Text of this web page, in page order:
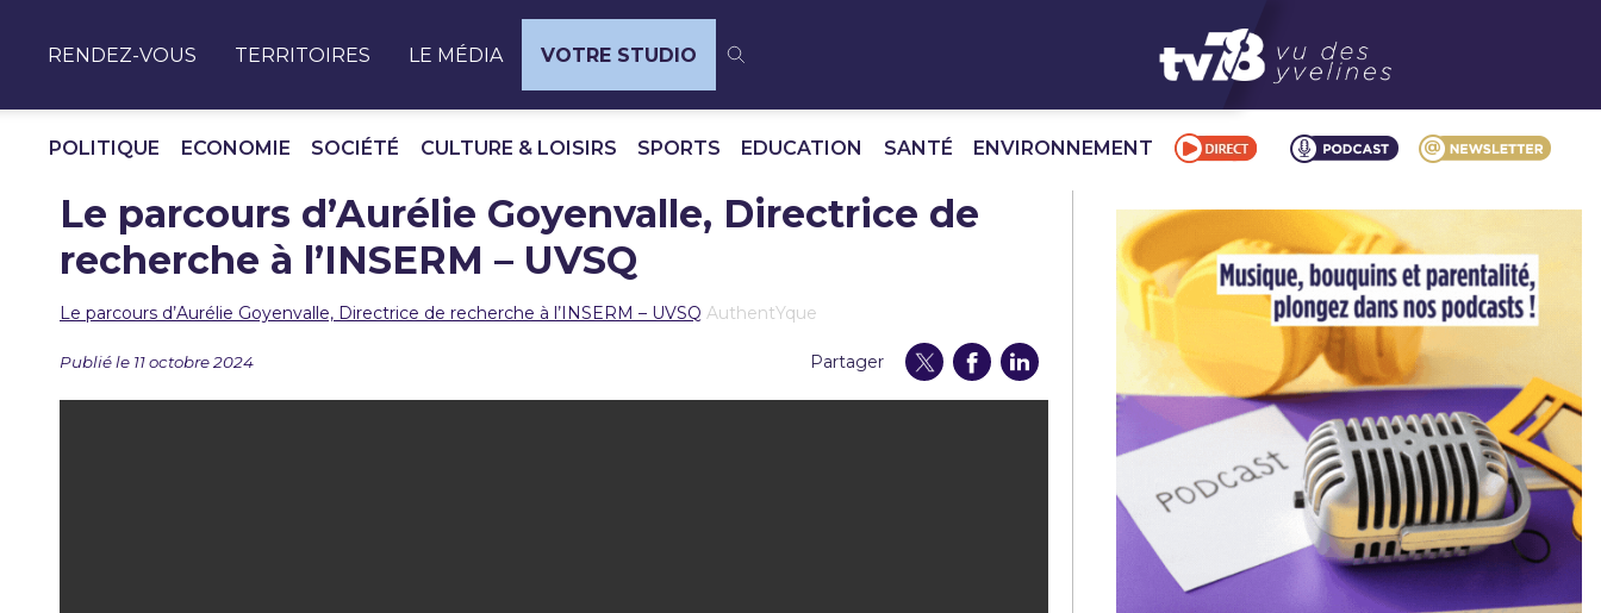
RENDEZ-VOUS TERRITOIRES LE MÉDIA VOTRE STUDIO
POLITIQUE ECONOMIE SOCIÉTÉ CULTURE & LOISIRS SPORTS EDUCATION SANTÉ ENVIRONNEMENT
Le parcours d’Aurélie Goyenvalle, Directrice de
recherche à l’INSERM – UVSQ
Le parcours d’Aurélie Goyenvalle, Directrice de recherche à l’INSERM – UVSQ AuthentYque
Publié le 11 octobre 2024 Partager